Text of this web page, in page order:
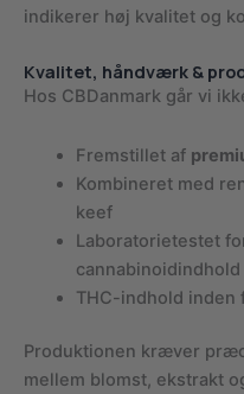
indikerer høj kvalitet og
Kvalitet, håndværk &
Hos CBDanmark går vi
Fremstillet af
Kombineret med
keef
Laboratorietestet
cannabinoidindhold
THC-indhold
Produktionen kræver
mellem blomst, ekstrakt